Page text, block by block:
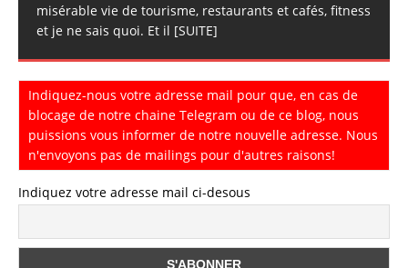
misérable vie de tourisme, restaurants et cafés, fitness
et je ne sais quoi. Et il [SUITE]
Indiquez-nous votre adresse mail pour que, en cas de
blocage de notre chaine Telegram ou de ce blog, nous
puissions vous informer de notre nouvelle adresse. Nous
n'envoyons pas de mailings pour d'autres raisons!
Indiquez votre adresse mail ci-desous